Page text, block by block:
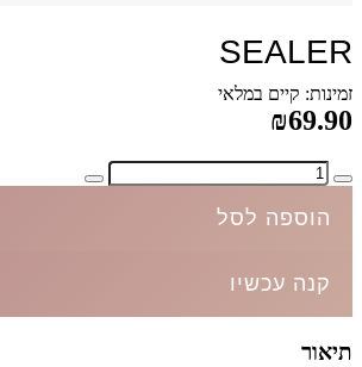
SEALER
זמינות: קיים במלאי
₪69.90
הוספה לסל
קנה עכשיו
תיאור